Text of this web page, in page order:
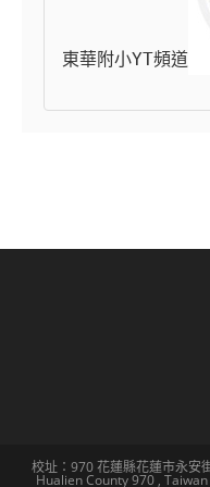
東華附小YT頻道
校址：970 花蓮縣花蓮市永安
Hualien County 970 ,